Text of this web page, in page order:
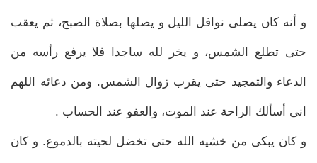
و أنه كان يصلى نوافل الليل و يصلها بصلاة الصبح، ثم يعقب
حتى تطلع الشمس، و يخر لله ساجدا فلا يرفع رأسه من
الدعاء والتمجيد حتى يقرب زوال الشمس. ومن دعائه اللهم
انى أسألك الراحة عند الموت، والعفو عند الحساب .
و كان يبكى من خشيه الله حتى تخضل لحيته بالدموع. و كان